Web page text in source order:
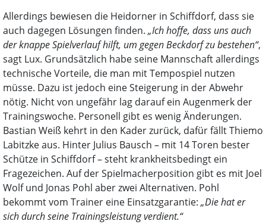
Allerdings bewiesen die Heidorner in Schiffdorf, dass sie
auch dagegen Lösungen finden. „Ich hoffe, dass uns auch
der knappe Spielverlauf hilft, um gegen Beckdorf zu bestehen“,
sagt Lux. Grundsätzlich habe seine Mannschaft allerdings
technische Vorteile, die man mit Tempospiel nutzen
müsse. Dazu ist jedoch eine Steigerung in der Abwehr
nötig. Nicht von ungefähr lag darauf ein Augenmerk der
Trainingswoche. Personell gibt es wenig Änderungen.
Bastian Weiß kehrt in den Kader zurück, dafür fällt Thiemo
Labitzke aus. Hinter Julius Bausch – mit 14 Toren bester
Schütze in Schiffdorf – steht krankheitsbedingt ein
Fragezeichen. Auf der Spielmacherposition gibt es mit Joel
Wolf und Jonas Pohl aber zwei Alternativen. Pohl
bekommt vom Trainer eine Einsatzgarantie: „Die hat er
sich durch seine Trainingsleistung verdient.“